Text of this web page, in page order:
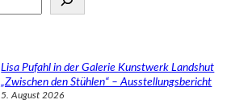
Lisa Pufahl in der Galerie Kunstwerk Landshut
„Zwischen den Stühlen“ – Ausstellungsbericht
5. August 2026